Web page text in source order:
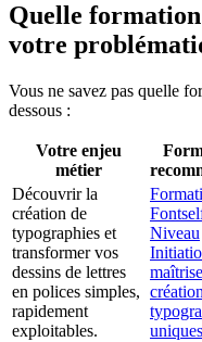
Quelle
votre
Vous ne savez pas quelle
dessous :
Votre enjeu
métier
Découvrir la
création de
typographies et
transformer vos
dessins de lettres
en polices simples,
rapidement
exploitables.
Niveau
uniques